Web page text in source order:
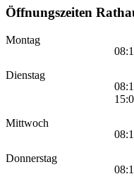
Öffnungszeiten
Montag
Dienstag
Mittwoch
Donnerstag